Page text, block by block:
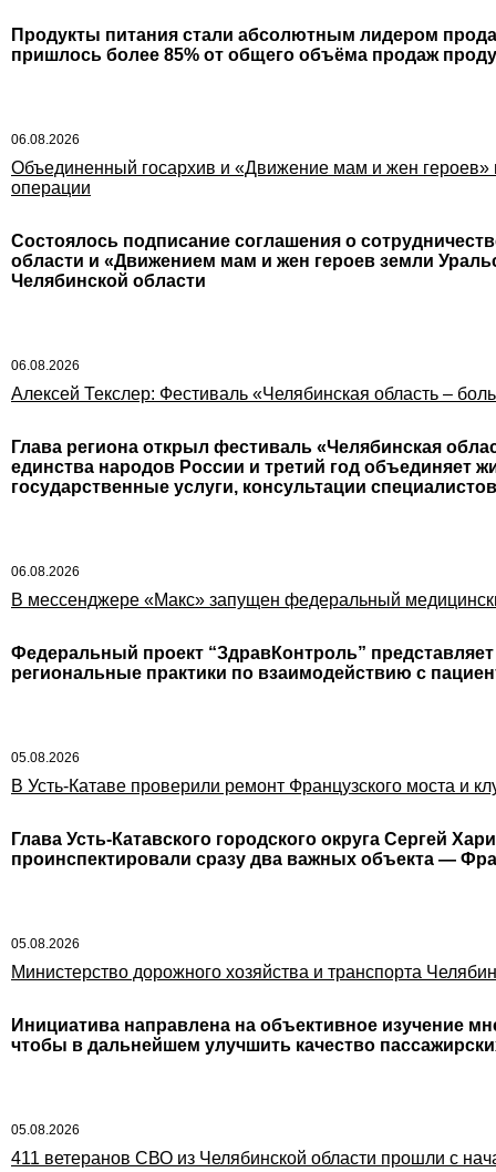
Продукты питания стали абсолютным лидером
пришлось более 85% от общего объёма продаж
06.08.2026
Объединенный госархив и «Движение мам и жен героев»
операции
Состоялось подписание соглашения о
области и «Движением мам и жен героев земли
Челябинской области
06.08.2026
Алексей Текслер: Фестиваль «Челябинская область –
Глава региона открыл фестиваль «Челябинская
единства народов России и третий год объединяет
государственные услуги, консультации
06.08.2026
В мессенджере «Макс» запущен федеральный
Федеральный проект “ЗдравКонтроль”
региональные практики по взаимодействию с
05.08.2026
В Усть-Катаве проверили ремонт Французского моста и
Глава Усть-Катавского городского округа Сергей
проинспектировали сразу два важных объекта —
05.08.2026
Министерство дорожного хозяйства и транспорта
Инициатива направлена на объективное изучение
чтобы в дальнейшем улучшить качество
05.08.2026
411 ветеранов СВО из Челябинской области прошли с